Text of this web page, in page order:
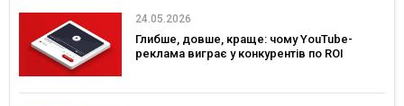
24.05.2026
Глибше, довше, краще: чому YouTube-
реклама виграє у конкурентів по ROI